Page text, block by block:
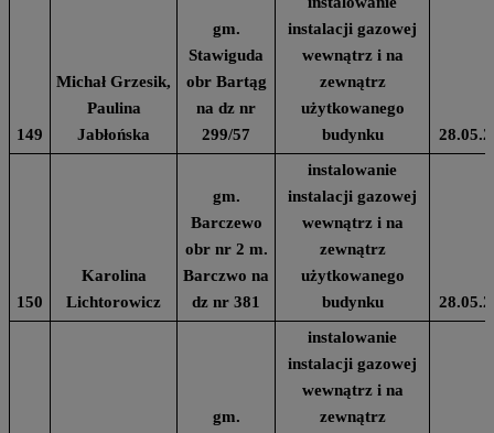
149
Michał Grzesik,
Paulina
Jabłońska
gm.
Stawiguda
obr Bartąg
na dz nr
299/57
instalacji gazowej
wewnątrz i na
zewnątrz
użytkowanego
budynku
150
Karolina
Lichtorowicz
gm.
Barczewo
obr nr 2 m.
Barczwo na
dz nr 381
instalowanie
instalacji gazowej
wewnątrz i na
zewnątrz
użytkowanego
budynku
gm.
instalowanie
instalacji gazowej
wewnątrz i na
zewnątrz